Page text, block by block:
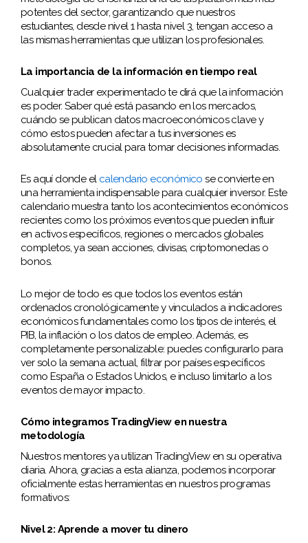
potentes del sector, garantizando que nuestros
estudiantes, desde nivel 1 hasta nivel 3, tengan acceso a
las mismas herramientas que utilizan los profesionales.
La importancia de la información en tiempo real
Cualquier trader experimentado te dirá que la información
es poder. Saber qué está pasando en los mercados,
cuándo se publican datos macroeconómicos clave y
cómo estos pueden afectar a tus inversiones es
absolutamente crucial para tomar decisiones informadas.
Es aquí donde el calendario económico se convierte en
una herramienta indispensable para cualquier inversor. Este
calendario muestra tanto los acontecimientos económicos
recientes como los próximos eventos que pueden influir
en activos específicos, regiones o mercados globales
completos, ya sean acciones, divisas, criptomonedas o
bonos.
Lo mejor de todo es que todos los eventos están
ordenados cronológicamente y vinculados a indicadores
económicos fundamentales como los tipos de interés, el
PIB, la inflación o los datos de empleo. Además, es
completamente personalizable: puedes configurarlo para
ver solo la semana actual, filtrar por países específicos
como España o Estados Unidos, e incluso limitarlo a los
eventos de mayor impacto.
Cómo integramos TradingView en nuestra
metodología
Nuestros mentores ya utilizan TradingView en su operativa
diaria. Ahora, gracias a esta alianza, podemos incorporar
oficialmente estas herramientas en nuestros programas
formativos:
Nivel 2: Aprende a mover tu dinero